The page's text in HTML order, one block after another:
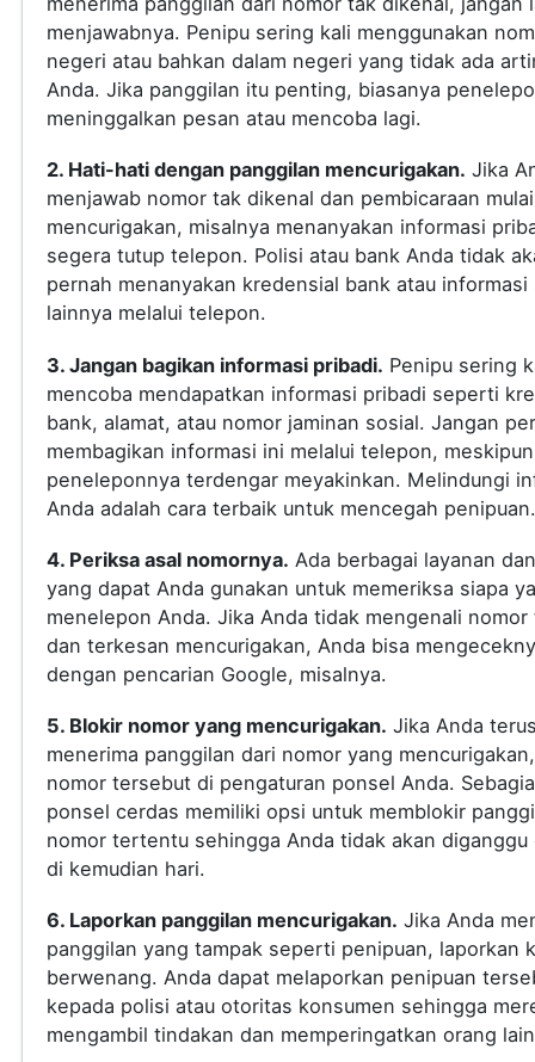
menjawabnya. Penipu sering kali menggunakan
negeri atau bahkan dalam negeri yang tidak ada
Anda. Jika panggilan itu penting, biasanya
meninggalkan pesan atau mencoba lagi.
2. Hati-hati dengan panggilan mencurigakan. Jika
menjawab nomor tak dikenal dan pembicaraan mulai
mencurigakan, misalnya menanyakan informasi
segera tutup telepon. Polisi atau bank Anda tidak
pernah menanyakan kredensial bank atau
lainnya melalui telepon.
3. Jangan bagikan informasi pribadi. Penipu sering
mencoba mendapatkan informasi pribadi seperti
bank, alamat, atau nomor jaminan sosial. Jangan
membagikan informasi ini melalui telepon, meskipun
peneleponnya terdengar meyakinkan. Melindungi
Anda adalah cara terbaik untuk mencegah penipuan.
4. Periksa asal nomornya. Ada berbagai layanan
yang dapat Anda gunakan untuk memeriksa siapa
menelepon Anda. Jika Anda tidak mengenali
dan terkesan mencurigakan, Anda bisa
dengan pencarian Google, misalnya.
5. Blokir nomor yang mencurigakan. Jika Anda
menerima panggilan dari nomor yang
nomor tersebut di pengaturan ponsel Anda.
ponsel cerdas memiliki opsi untuk memblokir
nomor tertentu sehingga Anda tidak akan diganggu
di kemudian hari.
6. Laporkan panggilan mencurigakan. Jika Anda
panggilan yang tampak seperti penipuan, laporkan
berwenang. Anda dapat melaporkan penipuan
kepada polisi atau otoritas konsumen sehingga
mengambil tindakan dan memperingatkan orang